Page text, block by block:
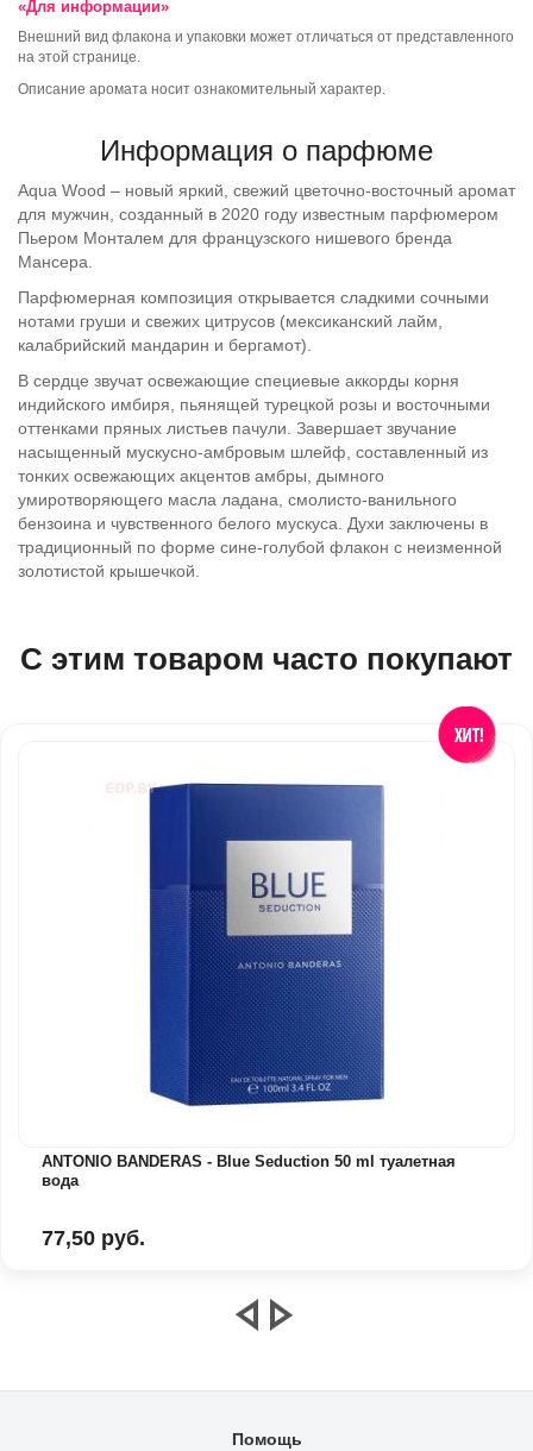
«Для информации»
Внешний вид флакона и упаковки может отличаться от представленного
на этой странице.
Описание аромата носит ознакомительный характер.
Информация о парфюме
Aqua Wood – новый яркий, свежий цветочно-восточный аромат
для мужчин, созданный в 2020 году известным парфюмером
Пьером Монталем для французского нишевого бренда
Мансера.
Парфюмерная композиция открывается сладкими сочными
нотами груши и свежих цитрусов (мексиканский лайм,
калабрийский мандарин и бергамот).
В сердце звучат освежающие специевые аккорды корня
индийского имбиря, пьянящей турецкой розы и восточными
оттенками пряных листьев пачули. Завершает звучание
насыщенный мускусно-амбровым шлейф, составленный из
тонких освежающих акцентов амбры, дымного
умиротворяющего масла ладана, смолисто-ванильного
бензоина и чувственного белого мускуса. Духи заключены в
традиционный по форме сине-голубой флакон с неизменной
золотистой крышечкой.
С этим товаром часто покупают
ANTONIO BANDERAS - Blue Seduction 50 ml туалетная
вода
77,50 руб.
Помощь